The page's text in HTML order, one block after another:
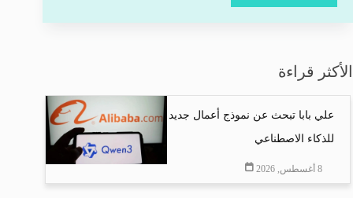
الأكثر قراءة
علي بابا تبحث عن نموذج أعمال جديد
للذكاء الاصطناعي
8 أغسطس, 2026